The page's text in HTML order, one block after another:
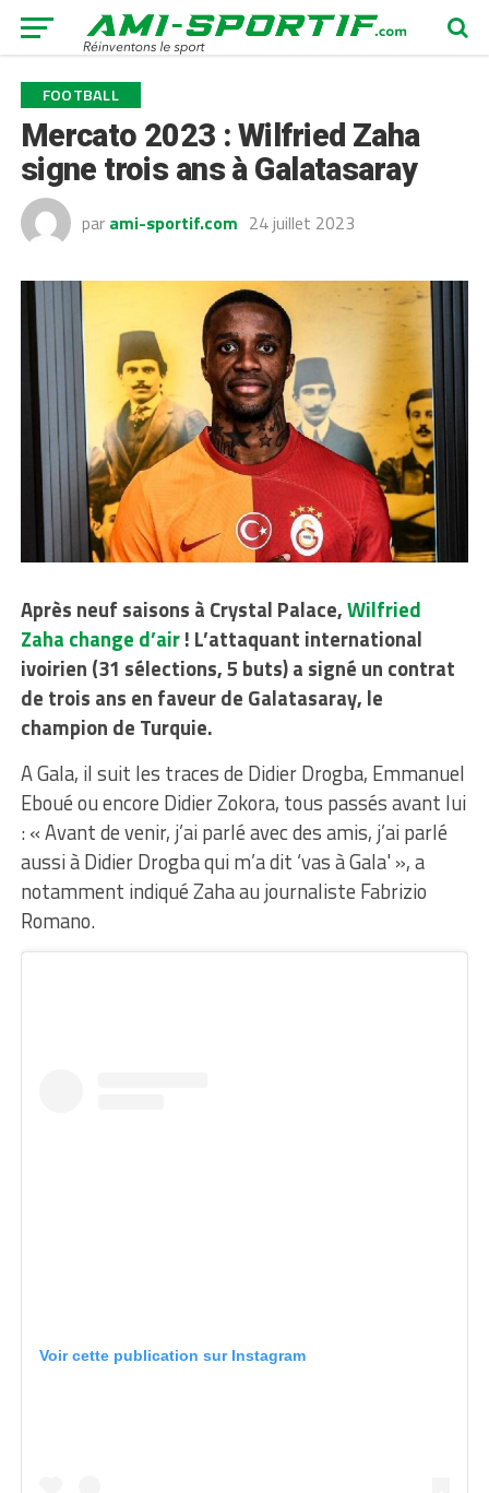
FOOTBALL
Mercato 2023 : Wilfried Zaha
signe trois ans à Galatasaray
par ami-sportif.com 24 juillet 2023
Après neuf saisons à Crystal Palace,Wilfried
Zaha change d’air! L’attaquant international
ivoirien (31 sélections, 5 buts) a signé un contrat
de trois ans en faveur de Galatasaray, le
champion de Turquie.
A Gala, il suit les traces de Didier Drogba, Emmanuel
Eboué ou encore Didier Zokora, tous passés avant lui
: « Avant de venir, j’ai parlé avec des amis, j’ai parlé
aussi à Didier Drogba qui m’a dit ‘vas à Gala' », a
notamment indiqué Zaha au journaliste Fabrizio
Romano.
Voir cette publication sur Instagram